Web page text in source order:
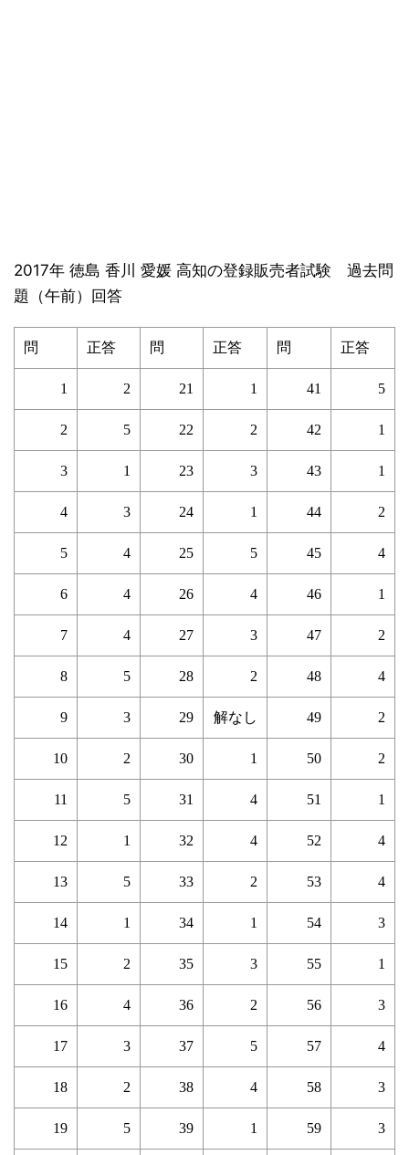
2017年 徳島 香川 愛媛 高知の登録販売者試験 過去問
題（午前）回答
問 正答 問 正答 問 正答
1 2 21 1 41 5
2 5 22 2 42 1
3 1 23 3 43 1
4 3 24 1 44 2
5 4 25 5 45 4
6 4 26 4 46 1
7 4 27 3 47 2
8 5 28 2 48 4
9 3 29 解なし 49 2
10 2 30 1 50 2
11 5 31 4 51 1
12 1 32 4 52 4
13 5 33 2 53 4
14 1 34 1 54 3
15 2 35 3 55 1
16 4 36 2 56 3
17 3 37 5 57 4
18 2 38 4 58 3
19 5 39 1 59 3